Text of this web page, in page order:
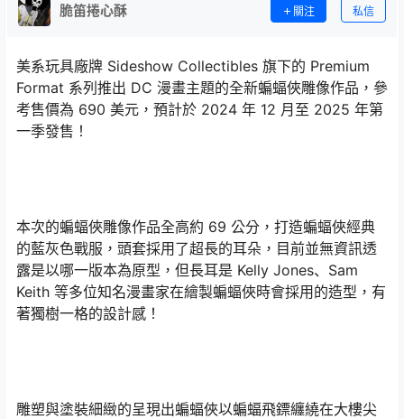
脆笛捲心酥 關注 私信
美系玩具廠牌 Sideshow Collectibles 旗下的 Premium
Format 系列推出 DC 漫畫主題的全新蝙蝠俠雕像作品，參
考售價為 690 美元，預計於 2024 年 12 月至 2025 年第
一季發售！
本次的蝙蝠俠雕像作品全高約 69 公分，打造蝙蝠俠經典
的藍灰色戰服，頭套採用了超長的耳朵，目前並無資訊透
露是以哪一版本為原型，但長耳是 Kelly Jones、Sam
Keith 等多位知名漫畫家在繪製蝙蝠俠時會採用的造型，有
著獨樹一格的設計感！
雕塑與塗裝細緻的呈現出蝙蝠俠以蝙蝠飛鏢纏繞在大樓尖